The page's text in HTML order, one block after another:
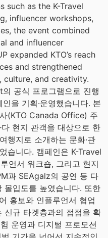
such as the K-Travel
influencer workshops,
the event combined
and influencer
expanded KTO’s reach
and strengthened
culture, and creativity.
공식 프로그램으로 진행
을 기획·운영했습니다. 본
(KTO Canada Office) 주
현지 관객을 대상으로 한
행지로 소개하는 문화·관
습니다. 캠페인은 K-Travel
언서 워크숍, 그리고 현지
과 SEAgalz의 공연 등 다
몰입도를 높였습니다. 또한
홍보와 인플루언서 협업
신규 타겟층과의 접점을 확
운영과 디지털 프로모션